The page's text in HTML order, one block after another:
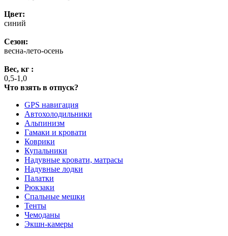
Цвет:
синий
Сезон:
весна-лето-осень
Вес, кг :
0,5-1,0
Что взять в отпуск?
GPS навигация
Автохолодильники
Альпинизм
Гамаки и кровати
Коврики
Купальники
Надувные кровати, матрасы
Надувные лодки
Палатки
Рюкзаки
Спальные мешки
Тенты
Чемоданы
Экшн-камеры